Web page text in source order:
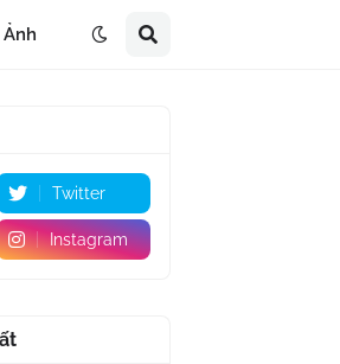
Twitter
Instagram